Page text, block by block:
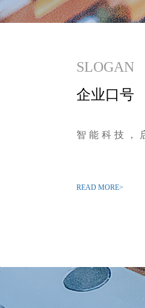
SLOGAN
企业口号
智能科技，
READ MORE>